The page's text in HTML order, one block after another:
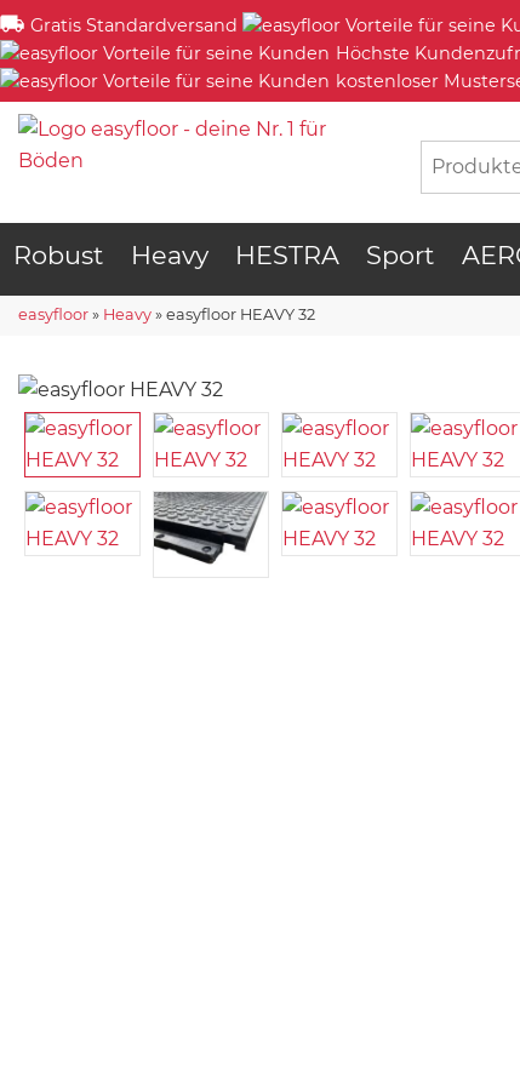
Gratis Standardversand
Höchste
kostenloser
Robust Heavy HESTRA Sport
easyfloor » Heavy » easyfloor HEAVY 32